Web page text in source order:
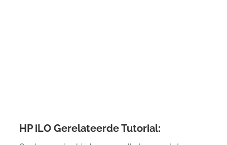
HP iLO Gerelateerde Tutorial: